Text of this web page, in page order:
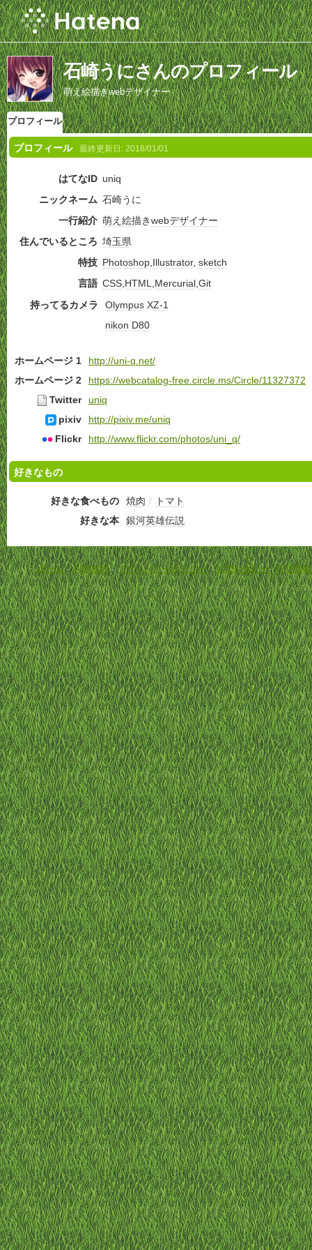
石崎うにさんのプロフィール
萌え絵描きwebデザイナー
プロフィール
プロフィール 最終更新日: 2018/01/01
はてなID uniq
ニックネーム 石崎うに
一行紹介 萌え絵描きwebデザイナー
住んでいるところ 埼玉県
特技 Photoshop,Illustrator, sketch
言語 CSS,HTML,Mercurial,Git
持ってるカメラ
Olympus XZ-1
nikon D80
ホームページ 1
http://uni-q.net/
ホームページ 2
https://webcatalog-free.circle.ms/Circle/11327372
Twitter
uniq
pixiv
http://pixiv.me/uniq
Flickr
http://www.flickr.com/photos/uni_q/
好きなもの
好きな食べもの 焼肉 /
トマト
好きな本
銀河英雄伝説
ホーム-利用規約-プライバシーポリシー-お問い合わせ-特定商